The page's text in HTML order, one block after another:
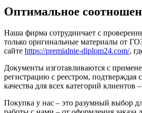
Оптимальное
Наша фирма сотрудничает с
только оригинальные материалы от
сайте https://premialnie-diplom24.com/,
Документы изготавливаются с
регистрацию с реестром,
качества для всех категорий
Покупка у нас – это разумный выбор